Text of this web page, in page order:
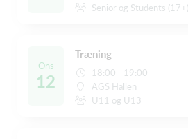
Senior og Students (17+)
Ons
12
Træning
18:00 - 19:00
AGS Hallen
U11 og U13